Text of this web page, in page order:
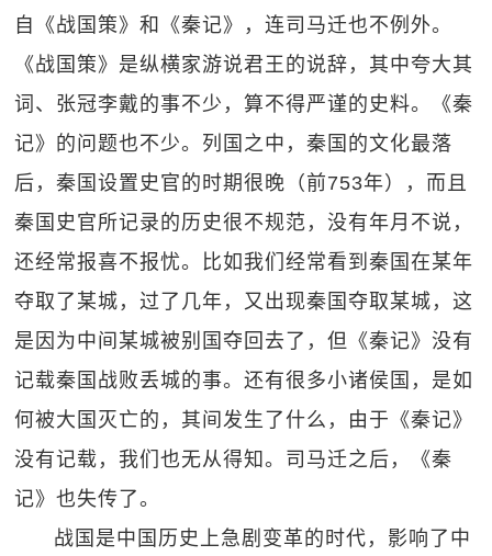
自《战国策》和《秦记》，连司马迁也不例外。
《战国策》是纵横家游说君王的说辞，其中夸大其
词、张冠李戴的事不少，算不得严谨的史料。《秦
记》的问题也不少。列国之中，秦国的文化最落
后，秦国设置史官的时期很晚（前753年），而且
秦国史官所记录的历史很不规范，没有年月不说，
还经常报喜不报忧。比如我们经常看到秦国在某年
夺取了某城，过了几年，又出现秦国夺取某城，这
是因为中间某城被别国夺回去了，但《秦记》没有
记载秦国战败丢城的事。还有很多小诸侯国，是如
何被大国灭亡的，其间发生了什么，由于《秦记》
没有记载，我们也无从得知。司马迁之后，《秦
记》也失传了。
战国是中国历史上急剧变革的时代，影响了中